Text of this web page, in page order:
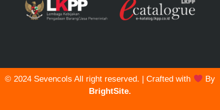
© 2024 Sevencols All right reserved. | Crafted with
By
BrightSite.